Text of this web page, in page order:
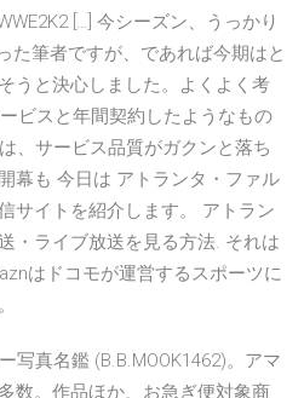
[…] 今シーズン、うっかり
た筆者ですが、であれば今期はと
うと決心しました。よくよく考
ビスと年間契約したようなもの
、サービス品質がガクンと落ち
幕も 今日は アトランタ・ファル
サイトを紹介します。 アトラン
・ライブ放送を見る方法. それは
はドコモが運営するスポーツに
写真名鑑 (B.B.MOOK1462)。アマ
数。作品ほか、お急ぎ便対象商